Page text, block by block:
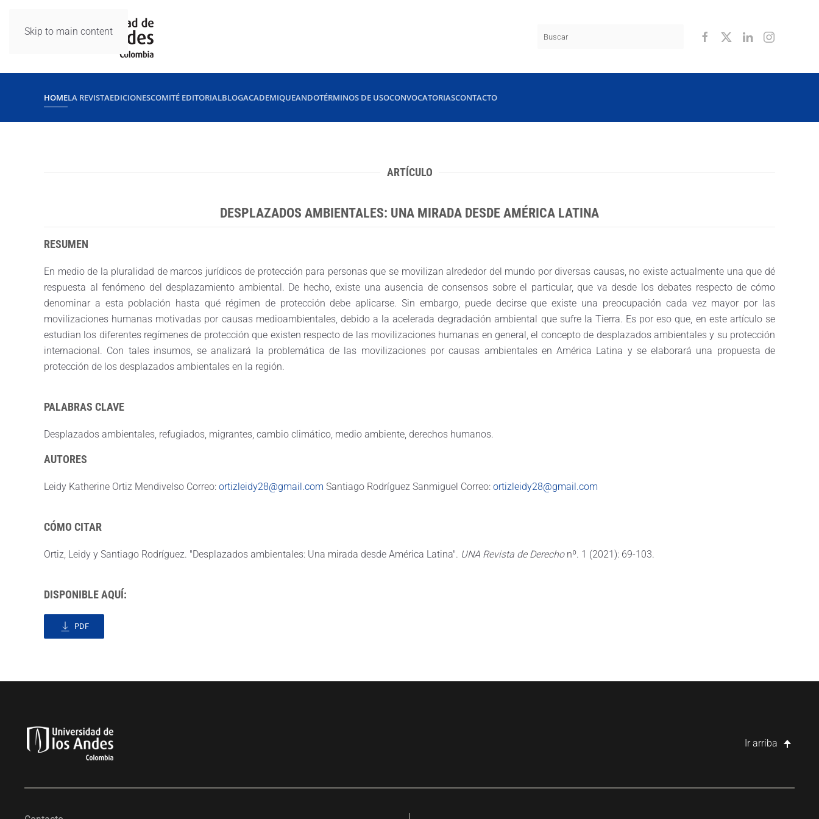
Skip to main content
HOMELA REVISTAEDICIONESCOMITÉ EDITORIALBLOGACADEMIQUEANDOTÉRMINOS DE USOCONVOCATORIASCONTACTO
ARTÍCULO
DESPLAZADOS AMBIENTALES: UNA MIRADA DESDE AMÉRICA LATINA
RESUMEN
En medio de la pluralidad de marcos jurídicos de protección para personas que se movilizan alrededor del mundo por diversas causas, no existe actualmente una que dé
respuesta al fenómeno del desplazamiento ambiental. De hecho, existe una ausencia de consensos sobre el particular, que va desde los debates respecto de cómo
denominar a esta población hasta qué régimen de protección debe aplicarse. Sin embargo, puede decirse que existe una preocupación cada vez mayor por las
movilizaciones humanas motivadas por causas medioambientales, debido a la acelerada degradación ambiental que sufre la Tierra. Es por eso que, en este artículo se
estudian los diferentes regímenes de protección que existen respecto de las movilizaciones humanas en general, el concepto de desplazados ambientales y su protección
internacional. Con tales insumos, se analizará la problemática de las movilizaciones por causas ambientales en América Latina y se elaborará una propuesta de
protección de los desplazados ambientales en la región.
PALABRAS CLAVE
Desplazados ambientales, refugiados, migrantes, cambio climático, medio ambiente, derechos humanos.
AUTORES
Leidy Katherine Ortiz Mendivelso Correo: ortizleidy28@gmail.com Santiago Rodríguez Sanmiguel Correo: ortizleidy28@gmail.com
CÓMO CITAR
Ortiz, Leidy y Santiago Rodríguez. "Desplazados ambientales: Una mirada desde América Latina". UNA Revista de Derecho nº. 1 (2021): 69-103.
DISPONIBLE AQUÍ:
PDF
Ir arriba